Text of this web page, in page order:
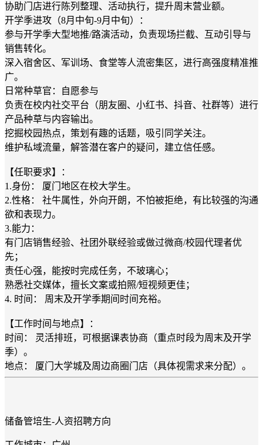
协助门店进行陈列整理、活动执行，提升周末营业额。
开学季进攻（8月中旬-9月中旬）：
参与开学季大型地推/路演活动，负责现场拦截、互动引导与
销售转化。
深入宿舍区、军训场、食堂等人流密集区，进行高强度精准推
广。
日常种草官：自愿参与
负责在校内社交平台（朋友圈、小红书、抖音、社群等）进行
产品种草与内容输出。
挖掘校园热点，策划有趣的话题，吸引同学关注。
维护私域流量，解答潜在客户的疑问，建立信任感。
【任职要求】：
1.身份： 厦门地区在校大学生。
2.性格： 社牛属性，外向开朗，不怕被拒绝，有比较强的沟通
欲和表现力。
3.能力：
有门店销售经验、社团外联经验或做过微商/校园代理者优
先；
责任心强，能按时完成任务，不玻璃心；
熟悉社交媒体，擅长文案或拍照/短视频更佳；
4. 时间： 周末及开学季期间时间充裕。
【工作时间与地点】：
时间： 灵活排班，可根据课表协商（重点时段为周末及开学
季）。
地点： 厦门大学城及周边商圈门店（具体视需求来分配）。
储备管培生-人资招聘方向